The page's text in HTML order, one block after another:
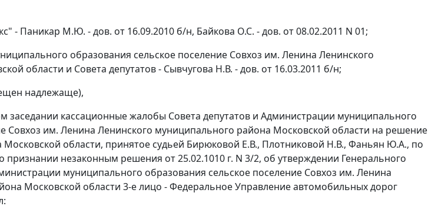
- Паникар М.Ю. - дов. от 16.09.2010 б/н, Байкова О.С. - дов. от 08.02.2011 N 01;
образования сельское поселение Совхоз им. Ленина Ленинского
области и Совета депутатов - Сывчугова Н.В. - дов. от 16.03.2011 б/н;
надлежаще),
заседании кассационные жалобы Совета депутатов и Администрации муниципального
Совхоз им. Ленина Ленинского муниципального района Московской области на решение
Московской области, принятое судьей Бирюковой Е.В., Плотниковой Н.В., Фаньян Ю.А., по
признании незаконным решения от 25.02.1010 г. N 3/2, об утверждении Генерального
муниципального образования сельское поселение Совхоз им. Ленина
Московской области 3-е лицо - Федеральное Управление автомобильных дорог